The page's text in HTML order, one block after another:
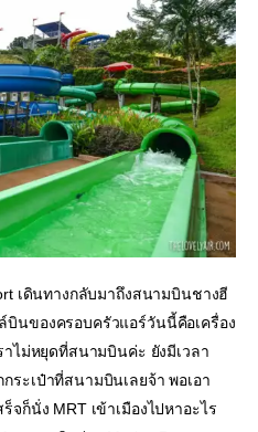
เดินทางกลับมาถึงสนามบินชางฮี
นของครอบครัวแอร์วันนี้คือเครื่อง
ไม่หยุดที่สนามบินค่ะ ยังมีเวลา
ระเป๋าที่สนามบินเลยจ้า พอเอา
จก็นั่ง MRT เข้าเมืองไปหาอะไร